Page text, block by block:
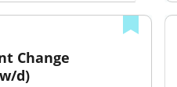
Change
d)